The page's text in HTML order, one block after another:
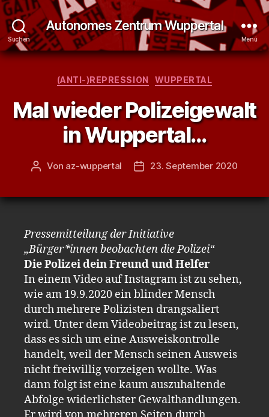
Suchen
Autonomes Zentrum Wuppertal
Menü
Kategorien
(ANTI-)REPRESSION WUPPERTAL
Mal wieder Polizeigewalt
in Wuppertal…
Beitragsautor
Von az-wuppertal Veröffentlichungsdatum
23. September 2020
Pressemitteilung der Initiative
„Bürger*innen beobachten die Polizei“
Die Polizei dein Freund und Helfer
In einem Video auf Instagram ist zu sehen,
wie am 19.9.2020 ein blinder Mensch
durch mehrere Polizisten drangsaliert
wird. Unter dem Videobeitrag ist zu lesen,
dass es sich um eine Ausweiskontrolle
handelt, weil der Mensch seinen Ausweis
nicht freiwillig vorzeigen wollte. Was
dann folgt ist eine kaum auszuhaltende
Abfolge widerlichster Gewalthandlungen.